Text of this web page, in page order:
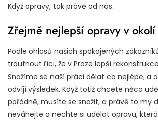
Když opravy, tak právě od nás.
Zřejmě nejlepší opravy v okolí
Podle ohlasů našich spokojených
troufnout říci, že v Praze lepší
Snažíme se naší práci dělat co nejlépe, a
odvíjí výsledek. Když totiž chcete něco
pořádně, musíte se snažit, a právě to my
neváhejte a nechte si udělat opravu,